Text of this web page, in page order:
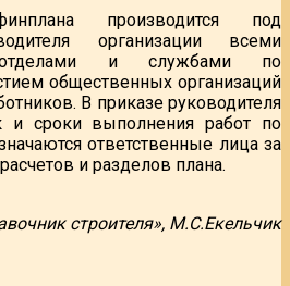
производится под
организации всеми
отделами и службами по
общественных организаций
В приказе руководителя
и сроки выполнения работ по
ответственные лица за
и разделов плана.
строителя», М.С.Екельчик